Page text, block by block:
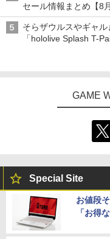
セール情報まとめ【8
ニンテンドーeショッ
そらザウルスやギャル
「hololive Splash T-
GAME
Special Site
お値段
「お得